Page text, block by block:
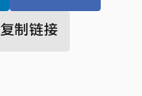
复制链接